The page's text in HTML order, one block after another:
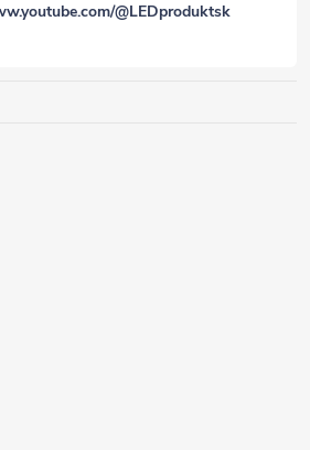
@LEDproduktsk